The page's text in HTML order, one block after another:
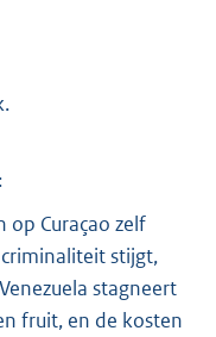
op Curaçao zelf
stijgt,
stagneert
fruit, en de kosten